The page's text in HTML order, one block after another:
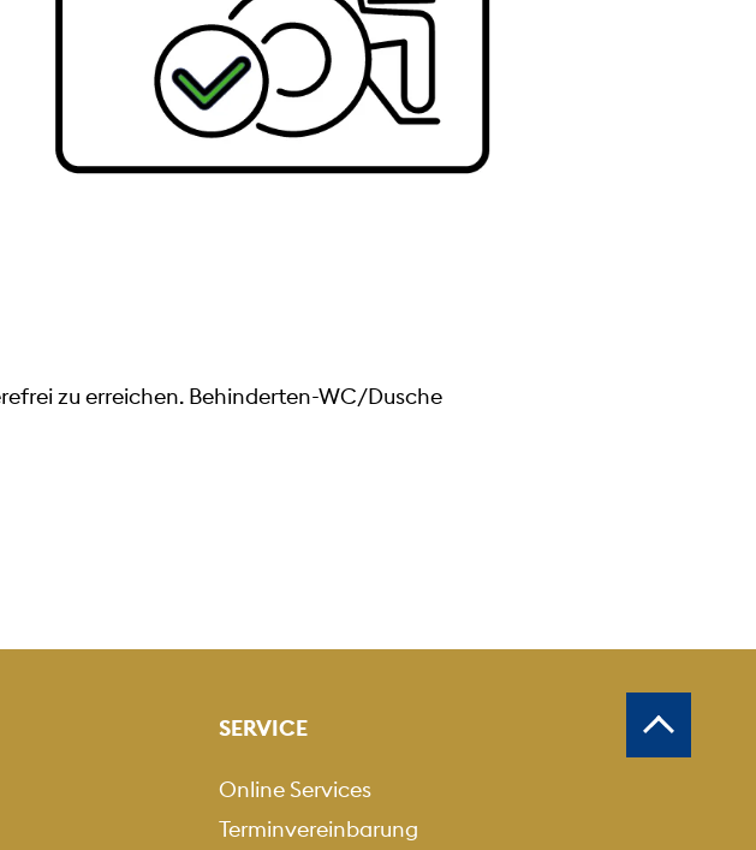
zu erreichen. Behinderten-WC/Dusche
SERVICE
Online Services
Terminvereinbarung